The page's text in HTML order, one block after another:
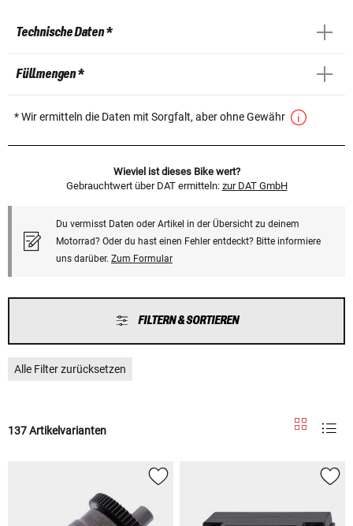
Technische Daten *
Füllmengen *
* Wir ermitteln die Daten mit Sorgfalt, aber ohne Gewähr
Wieviel ist dieses Bike wert?
Gebrauchtwert über DAT ermitteln: zur DAT GmbH
Du vermisst Daten oder Artikel in der Übersicht zu deinem
Motorrad? Oder du hast einen Fehler entdeckt? Bitte informiere
uns darüber. Zum Formular
FILTERN & SORTIEREN
Alle Filter zurücksetzen
137 Artikelvarianten